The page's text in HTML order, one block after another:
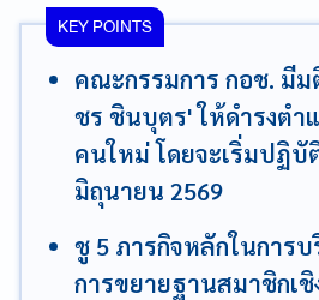
KEY POINTS
คณะกรรมการ กอช. มีม
ชร ชินบุตร' ให้ดำรงตำ
คนใหม่ โดยจะเริ่มปฏิ
มิถุนายน 2569
ชู 5 ภารกิจหลักในการ
การขยายฐานสมาชิกเชิ